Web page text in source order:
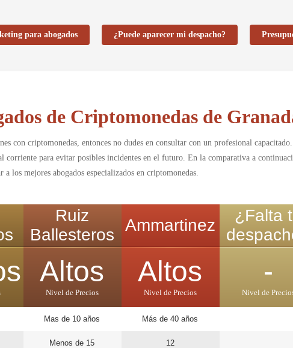
para abogados ¿Puede aparecer mi despacho?
de Criptomonedas de
con criptomonedas, entonces no dudes en consultar con un profesional
corriente para evitar posibles incidentes en el futuro. En la comparativa a
a los mejores abogados especializados en criptomonedas.
Ruiz
Ballesteros
Altos
Nivel de Precios
Mas de 10 años
Menos de 15
Ammartinez
Altos
Nivel de Precios
Más de 40 años
12
¿Falta
-
Nivel de